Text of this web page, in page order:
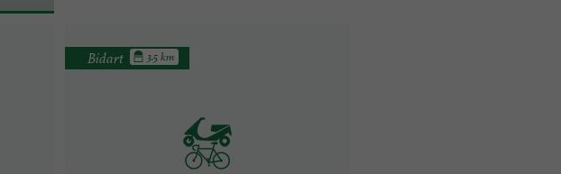
Bidart 3.5 km